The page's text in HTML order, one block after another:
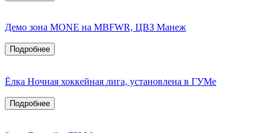
Демо зона MONE на MBFWR, ЦВЗ Манеж
Подробнее
Ёлка Ночная хоккейная лига, установлена в ГУМе
Подробнее